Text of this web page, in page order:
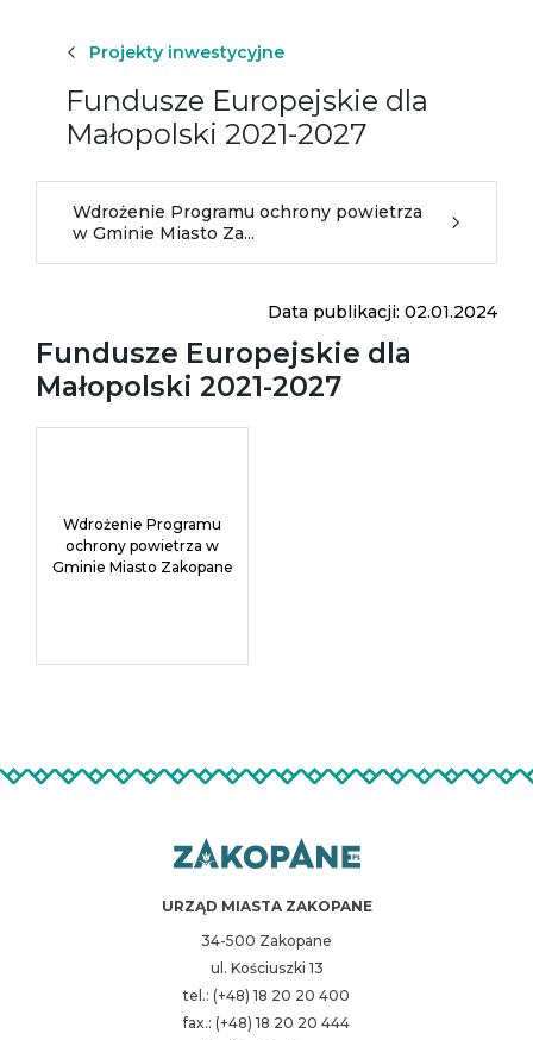
Projekty inwestycyjne
Fundusze Europejskie dla
Małopolski 2021-2027
Wdrożenie Programu ochrony powietrza
w Gminie Miasto Za...
Data publikacji: 02.01.2024
Fundusze Europejskie dla
Małopolski 2021-2027
Wdrożenie Programu
ochrony powietrza w
Gminie Miasto Zakopane
URZĄD MIASTA ZAKOPANE
34-500 Zakopane
ul. Kościuszki 13
tel.: (+48) 18 20 20 400
fax.: (+48) 18 20 20 444